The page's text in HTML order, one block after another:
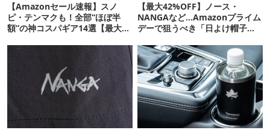
【Amazonセール速報】スノ
ピ・テンマクも！全部“ほぼ半
額”の神コスパギア14選【最大
【最大42%OFF】ノース・
NANGAなど…Amazonプライム
デーで狙うべき「日よけ帽子」